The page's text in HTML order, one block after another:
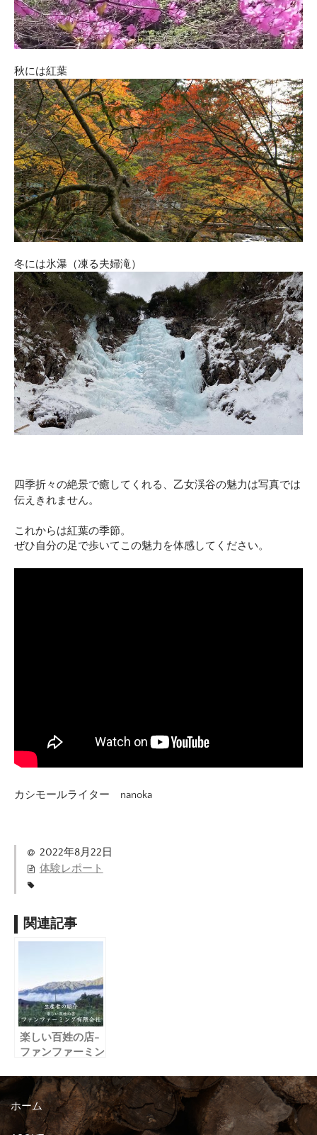
秋には紅葉
冬には氷瀑（凍る夫婦滝）
四季折々の絶景で癒してくれる、乙女渓谷の魅力は写真では
伝えきれません。
これからは紅葉の季節。
ぜひ自分の足で歩いてこの魅力を体感してください。
カシモールライター nanoka
2022年8月22日
体験レポート
関連記事
楽しい百姓の店-
ファンファーミン
ホーム